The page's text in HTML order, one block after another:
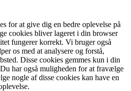
for at give dig en bedre oplevelse på
cookies bliver lageret i din browser
fungerer korrekt. Vi bruger også
os med at analysere og forstå,
Disse cookies gemmes kun i din
har også muligheden for at fravælge
nogle af disse cookies kan have en